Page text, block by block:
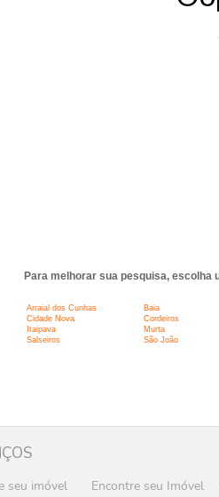
Para melhorar sua pesquisa, escolha
Arraial dos Cunhas Baia
Cidade Nova
Cordeiros
Itaipava
Murta
Salseiros
São João
seu imóvel Encontre seu Imóvel